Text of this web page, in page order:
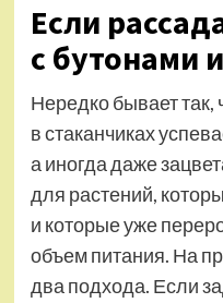
Если
с бутонами
Нередко бывает так,
в стаканчиках
а иногда даже
для растений,
и которые уже
объем питания. На
два подхода. Если